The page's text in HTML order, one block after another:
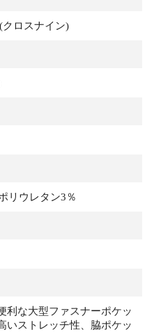
ロスナイン)
リウレタン3％
利な大型ファスナーポケッ
いストレッチ性、脇ポケッ